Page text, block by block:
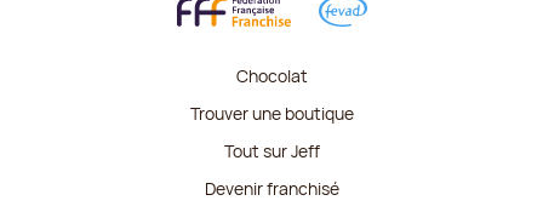
Chocolat
Trouver une boutique
Tout sur Jeff
Devenir franchisé